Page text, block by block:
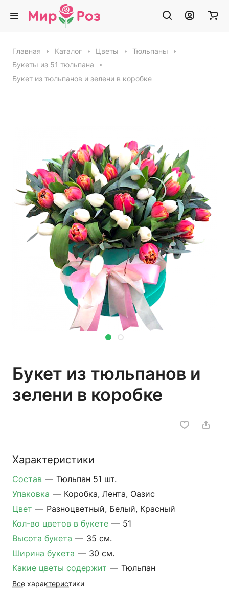
Главная Каталог Цветы
Тюльпаны
Букеты из 51 тюльпана
Букет из тюльпанов и зелени в коробке
Букет из тюльпанов и
зелени в коробке
Характеристики
Состав — Тюльпан 51 шт.
Упаковка — Коробка, Лента, Оазис
Цвет — Разноцветный, Белый, Красный
Кол-во цветов в букете — 51
Высота букета — 35 см.
Ширина букета — 30 см.
Какие цветы содержит — Тюльпан
Все характеристики